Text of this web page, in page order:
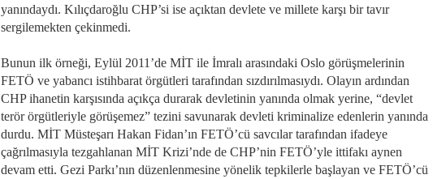
yanındaydı. Kılıçdaroğlu CHP’si ise açıktan devlete ve millete karşı bir tavır
sergilemekten çekinmedi.
Bunun ilk örneği, Eylül 2011’de MİT ile İmralı arasındaki Oslo görüşmelerinin
FETÖ ve yabancı istihbarat örgütleri tarafından sızdırılmasıydı. Olayın ardından
CHP ihanetin karşısında açıkça durarak devletinin yanında olmak yerine, “devlet
terör örgütleriyle görüşemez” tezini savunarak devleti kriminalize edenlerin yanında
durdu. MİT Müsteşarı Hakan Fidan’ın FETÖ’cü savcılar tarafından ifadeye
çağrılmasıyla tezgahlanan MİT Krizi’nde de CHP’nin FETÖ’yle ittifakı aynen
devam etti. Gezi Parkı’nın düzenlenmesine yönelik tepkilerle başlayan ve FETÖ’cü